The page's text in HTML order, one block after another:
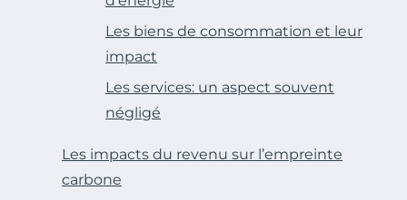
Les biens de consommation et leur
impact
Les services: un aspect souvent
négligé
Les impacts du revenu sur l’empreinte
carbone